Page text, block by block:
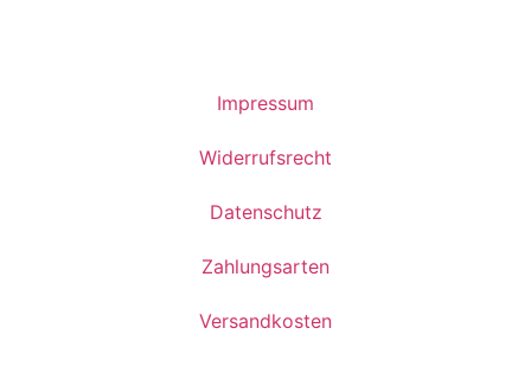
Impressum
Widerrufsrecht
Datenschutz
Zahlungsarten
Versandkosten